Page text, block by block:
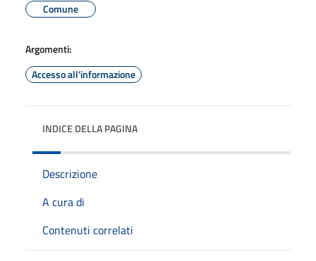
Comune
Argomenti:
Accesso all'informazione
INDICE DELLA PAGINA
Descrizione
A cura di
Contenuti correlati